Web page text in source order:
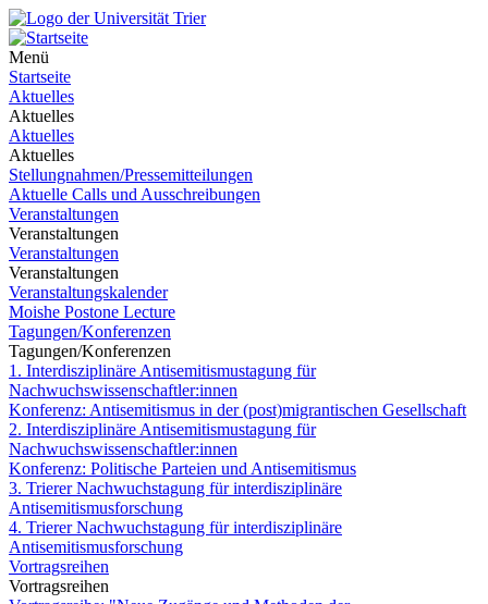
Menü
Startseite
Aktuelles
Aktuelles
Aktuelles
Aktuelles
Stellungnahmen/Pressemitteilungen
Aktuelle Calls und Ausschreibungen
Veranstaltungen
Veranstaltungen
Veranstaltungen
Veranstaltungen
Veranstaltungskalender
Moishe Postone Lecture
Tagungen/Konferenzen
Tagungen/Konferenzen
1. Interdisziplinäre Antisemitismustagung für
Nachwuchswissenschaftler:innen
Konferenz: Antisemitismus in der (post)migrantischen Gesellschaft
2. Interdisziplinäre Antisemitismustagung für
Nachwuchswissenschaftler:innen
Konferenz: Politische Parteien und Antisemitismus
3. Trierer Nachwuchstagung für interdisziplinäre
Antisemitismusforschung
4. Trierer Nachwuchstagung für interdisziplinäre
Antisemitismusforschung
Vortragsreihen
Vortragsreihen